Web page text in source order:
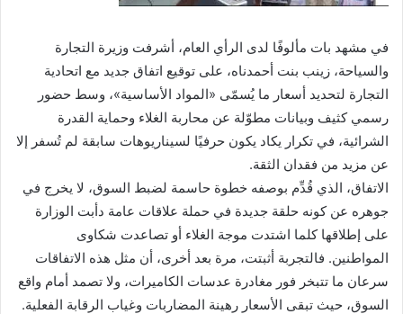
في مشهد بات مألوفًا لدى الرأي العام، أشرفت وزيرة التجارة
والسياحة، زينب بنت أحمدناه، على توقيع اتفاق جديد مع اتحادية
التجارة لتحديد أسعار ما يُسمّى «المواد الأساسية»، وسط حضور
رسمي كثيف وبيانات مطوّلة عن محاربة الغلاء وحماية القدرة
الشرائية، في تكرار يكاد يكون حرفيًا لسيناريوهات سابقة لم تُسفر إلا
عن مزيد من فقدان الثقة.
الاتفاق، الذي قُدِّم بوصفه خطوة حاسمة لضبط السوق، لا يخرج في
جوهره عن كونه حلقة جديدة في حملة علاقات عامة دأبت الوزارة
على إطلاقها كلما اشتدت موجة الغلاء أو تصاعدت شكاوى
المواطنين. فالتجربة أثبتت، مرة بعد أخرى، أن مثل هذه الاتفاقات
سرعان ما تتبخر فور مغادرة عدسات الكاميرات، ولا تصمد أمام واقع
السوق، حيث تبقى الأسعار رهينة المضاربات وغياب الرقابة الفعلية.